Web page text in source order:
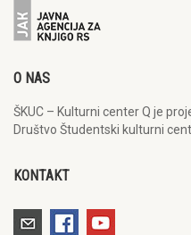
O NAS
ŠKUC – Kulturni center Q je
Društvo Študentski kulturni
KONTAKT